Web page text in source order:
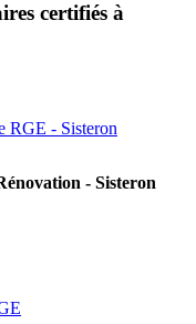
certifiés à
RGE - Sisteron
- Sisteron